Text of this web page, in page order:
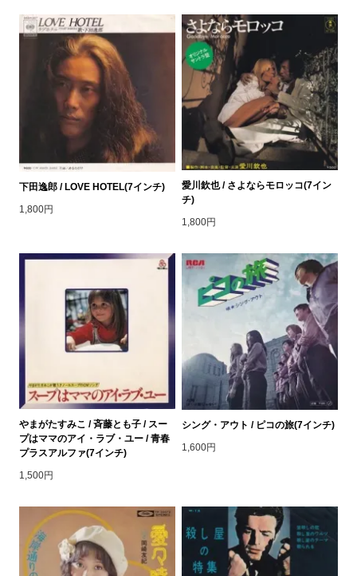
下田逸郎 / LOVE HOTEL(7インチ)
1,800円
愛川欽也 / さよならモロッコ(7イン
チ)
1,800円
やまがたすみこ / 斉藤とも子 / スー
プはママのアイ・ラブ・ユー / 青春
プラスアルファ(7インチ)
1,500円
シング・アウト / ピコの旅(7インチ)
1,600円